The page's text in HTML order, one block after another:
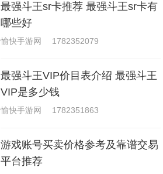
就是收集了一些有意思的拳击游
最强斗王sr卡推荐 最强斗王sr卡有
哪些好
愉快手游网 1782352079
最强斗王VIP价目表介绍 最强斗王
VIP是多少钱
愉快手游网 1782351863
游戏账号买卖价格参考及靠谱交易
平台推荐